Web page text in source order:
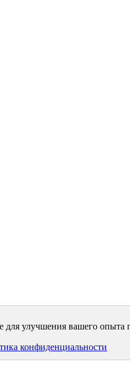
улучшения вашего опыта
конфиденциальности